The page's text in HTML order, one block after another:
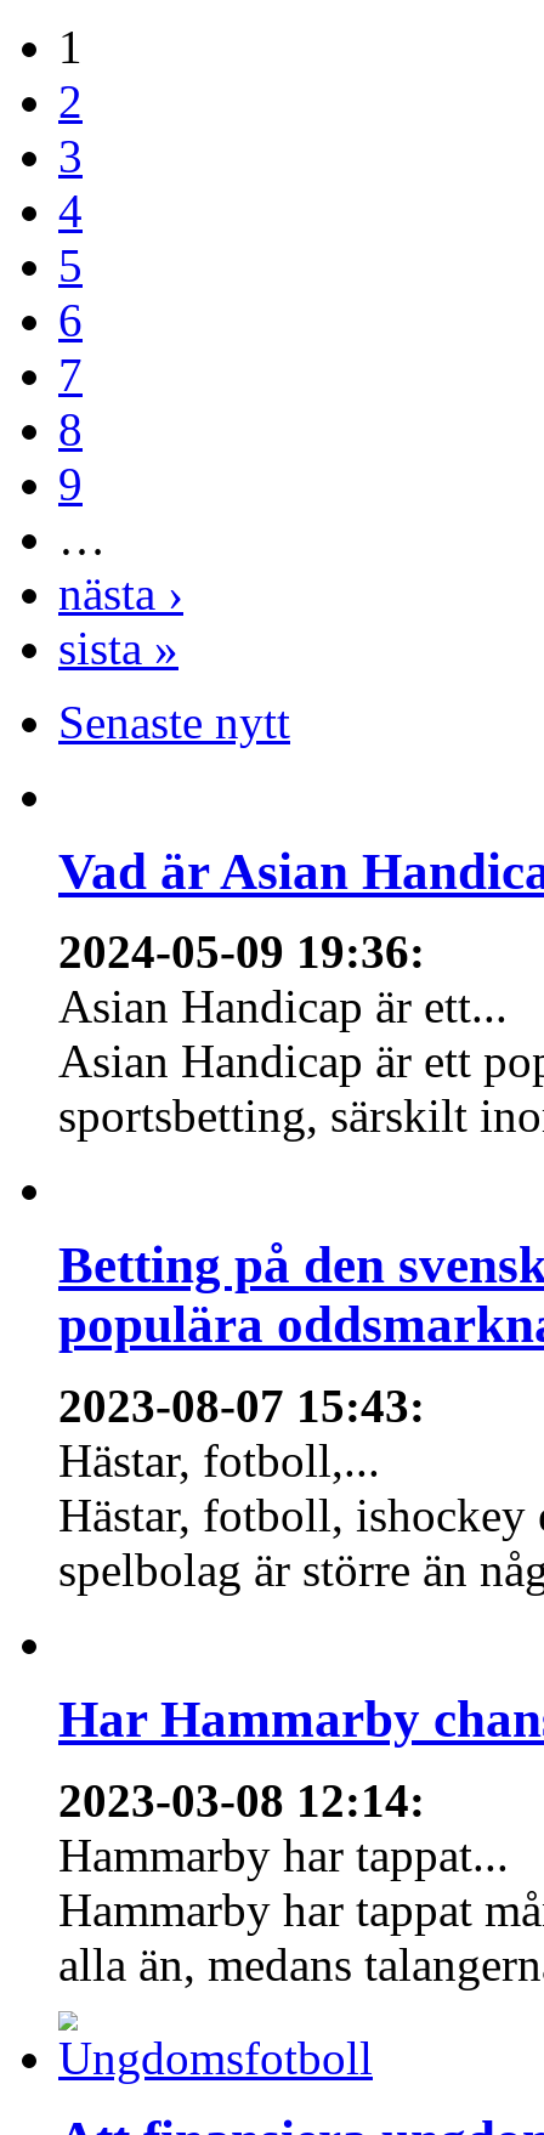
1
2
3
4
5
6
7
8
9
…
nästa ›
sista »
Senaste nytt
Vad är Asian
2024-05-09 19:36:
Asian Handicap är ett...
Asian Handicap är ett
sportsbetting, särskilt
Betting på den
populära
2023-08-07 15:43:
Hästar, fotboll,...
Hästar, fotboll,
spelbolag är större än
Har Hammarby
2023-03-08 12:14:
Hammarby har tappat...
Hammarby har tappat
alla än, medans